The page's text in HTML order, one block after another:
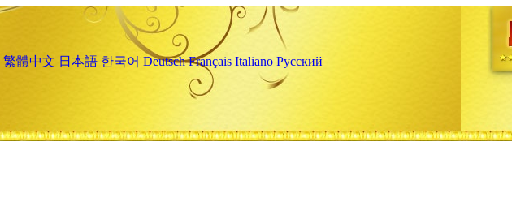
繁體中文 日本語 한국어 Deutsch Français Italiano Русский